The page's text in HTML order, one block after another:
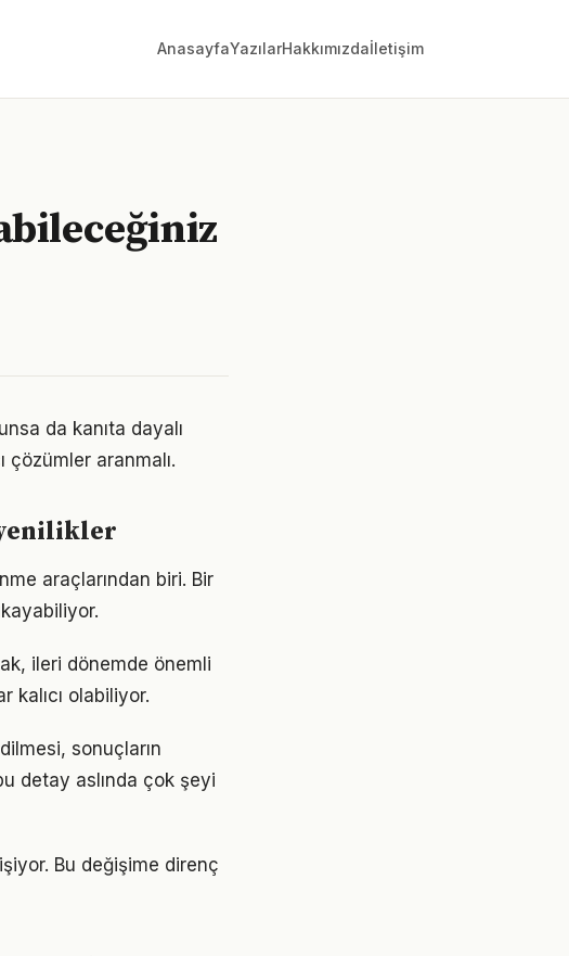
AnasayfaYazılarHakkımızdaİletişim
da kanıta dayalı
çözümler aranmalı.
araçlarından biri. Bir
ileri dönemde önemli
kalıcı olabiliyor.
sonuçların
detay aslında çok şeyi
Bu değişime direnç